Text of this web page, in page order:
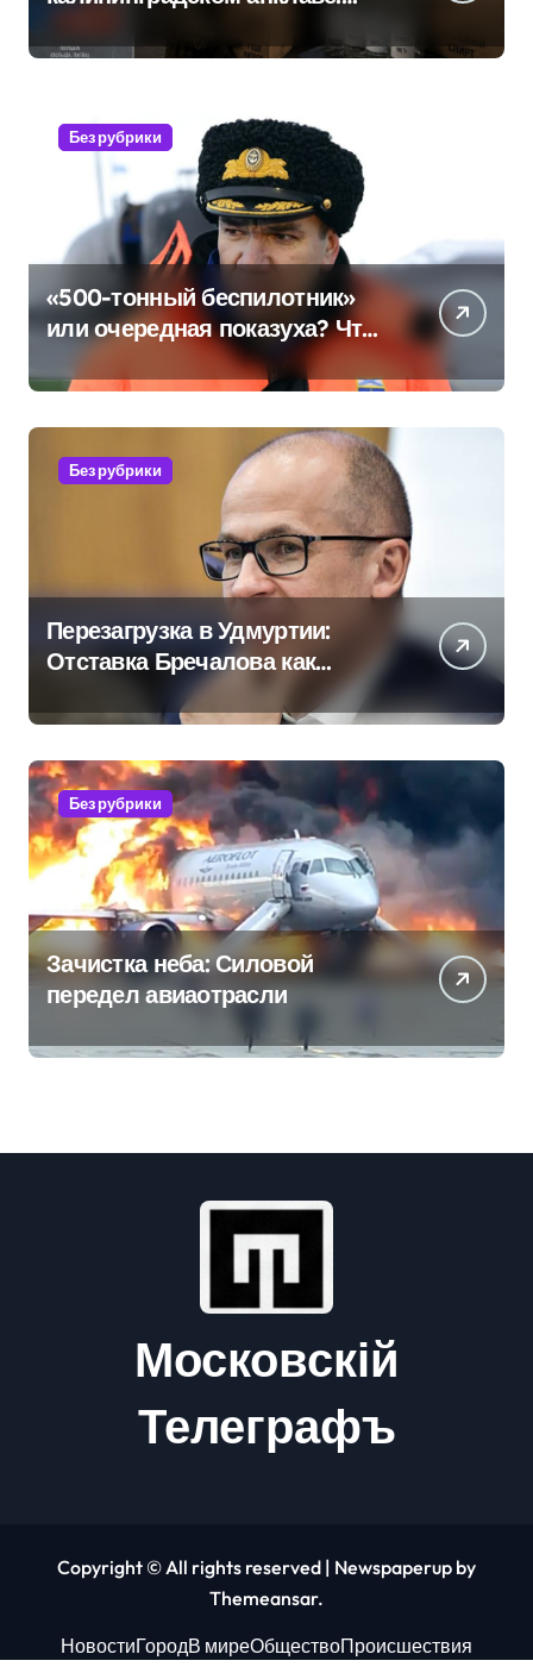
защиты Отечества»
Без рубрики
«500-тонный беспилотник»
или очередная показуха? Что
скрывает российский ВМФ
Без рубрики
Перезагрузка в Удмуртии:
Отставка Бречалова как
результат управленческих
провалов и уязвимости
региона
Без рубрики
Зачистка неба: Силовой
передел авиаотрасли
Московскій
Телеграфъ
Copyright © All rights reserved | Newspaperup by
Themeansar.
НовостиГородВ миреОбществоПроисшествия